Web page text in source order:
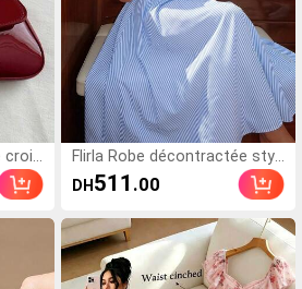
crois
pour
re
Flirla Robe décontractée styl
e européen et américain pour
femmes, style bustier sans b
sée, rayures bleues et blanch
es, idéale pour les vacances
DH 511 .00